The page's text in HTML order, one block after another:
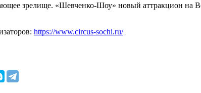
зрелище. «Шевченко-Шоу» новый аттракцион на
https://www.circus-sochi.ru/